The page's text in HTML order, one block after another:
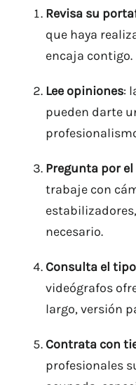
Revisa su
que haya
encaja contigo.
Lee opiniones:
pueden darte
Pregunta por
trabaje con
necesario.
Consulta el
videógrafos
largo, versión
Contrata con
profesionales
INICIO
SOBRE MI
VÍDEOS